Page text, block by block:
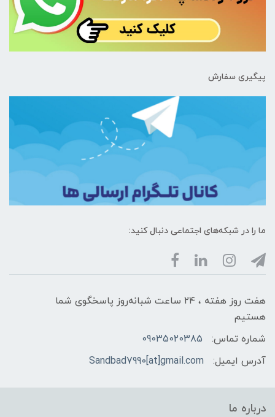
پیگیری سفارش
ما را در شبکه‌های اجتماعی دنبال کنید:
هفت روز هفته ، ۲۴ ساعت شبانه‌روز پاسخگوی شما
هستیم
شماره تماس:
09035020385
آدرس ایمیل:
Sandbad7990[at]gmail.com
درباره ما